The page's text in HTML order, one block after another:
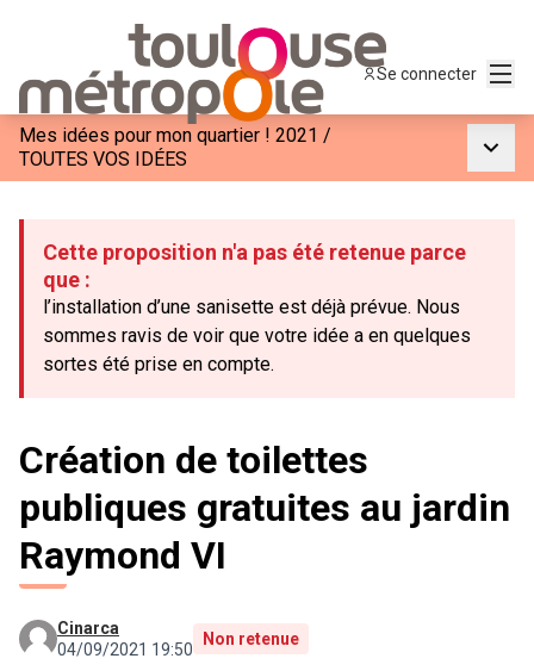
Se connecter
Mes idées pour mon quartier ! 2021 /
TOUTES VOS IDÉES
Cette proposition n'a pas été retenue parce
que :
l’installation d’une sanisette est déjà prévue. Nous
sommes ravis de voir que votre idée a en quelques
sortes été prise en compte.
Création de toilettes
publiques gratuites au jardin
Raymond VI
Cinarca
04/09/2021 19:50
Non retenue